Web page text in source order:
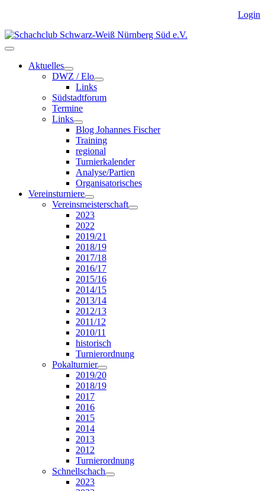
Login
Aktuelles
DWZ / Elo
Links
Südstadtforum
Termine
Links
Blog Johannes Fischer
Training
regional
Turnierkalender
Analyse/Partien
Organisatorisches
Vereinsturniere
Vereinsmeisterschaft
2023
2022
2019/21
2018/19
2017/18
2016/17
2015/16
2014/15
2013/14
2012/13
2011/12
2010/11
historisch
Turnierordnung
Pokalturnier
2019/20
2018/19
2017
2016
2015
2014
2013
2012
Turnierordnung
Schnellschach
2023